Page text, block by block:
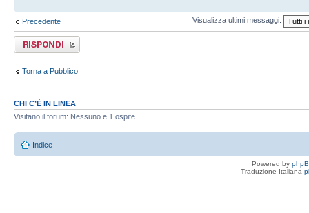
Precedente Visualizza ultimi messaggi:
Rispondi al
messaggio
Torna a Pubblico
CHI C’È IN LINEA
Visitano il forum: Nessuno e 1 ospite
Indice
Powered by
Traduzione Italiana